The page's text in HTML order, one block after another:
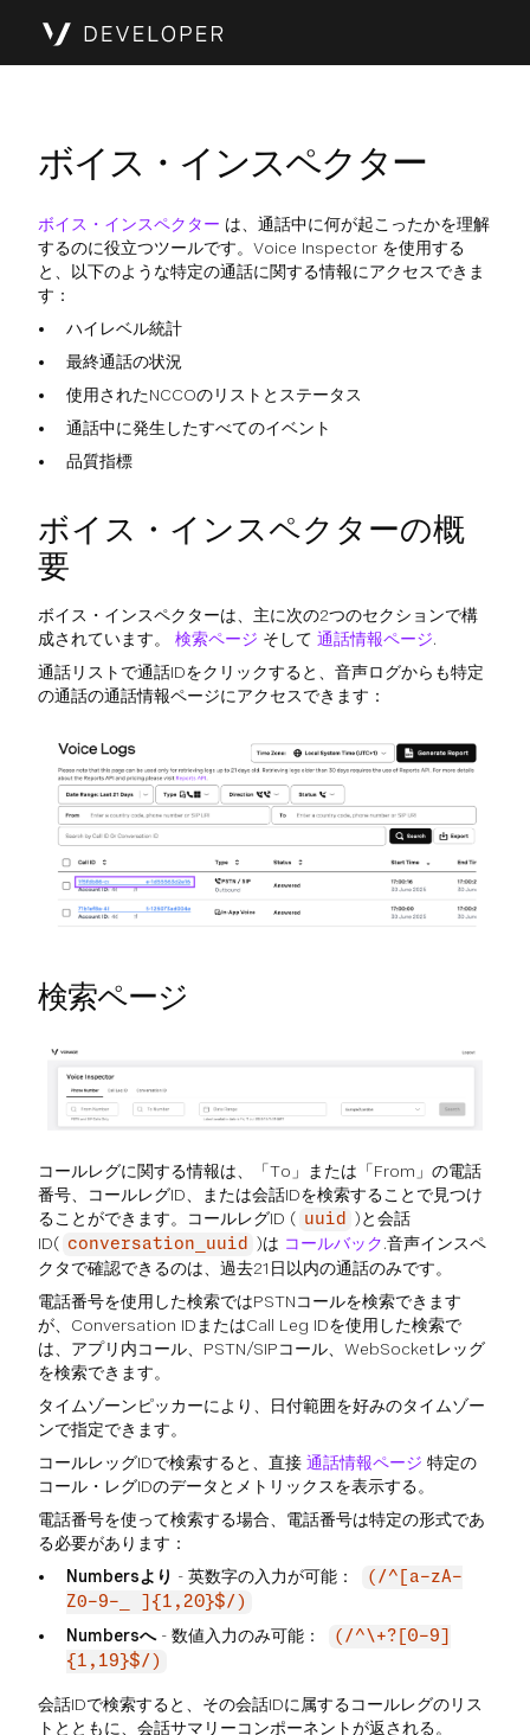
ボイス・インスペクター
ボイス・インスペクター は、通話中に何が起こったかを理解
するのに役立つツールです。Voice Inspector を使用する
と、以下のような特定の通話に関する情報にアクセスできま
す：
ハイレベル統計
最終通話の状況
使用されたNCCOのリストとステータス
通話中に発生したすべてのイベント
品質指標
ボイス・インスペクターの概
要
ボイス・インスペクターは、主に次の2つのセクションで構
成されています。 検索ページ そして 通話情報ページ.
通話リストで通話IDをクリックすると、音声ログからも特定
の通話の通話情報ページにアクセスできます：
検索ページ
コールレグに関する情報は、「To」または「From」の電話
番号、コールレグID、または会話IDを検索することで見つけ
ることができます。コールレグID ( uuid
)と会話
ID( conversation_uuid )は コールバック.音声インスペ
クタで確認できるのは、過去21日以内の通話のみです。
電話番号を使用した検索ではPSTNコールを検索できます
が、Conversation IDまたはCall Leg IDを使用した検索で
は、アプリ内コール、PSTN/SIPコール、WebSocketレッグ
を検索できます。
タイムゾーンピッカーにより、日付範囲を好みのタイムゾー
ンで指定できます。
コールレッグIDで検索すると、直接 通話情報ページ 特定の
コール・レグIDのデータとメトリックスを表示する。
電話番号を使って検索する場合、電話番号は特定の形式であ
る必要があります：
Numbersより - 英数字の入力が可能：
(/^[a-zA-
Z0-9-_ ]{1,20}$/)
Numbersへ- 数値入力のみ可能：
(/^\+?[0-9]
{1,19}$/)
会話IDで検索すると、その会話IDに属するコールレグのリス
トとともに、会話サマリーコンポーネントが返される。